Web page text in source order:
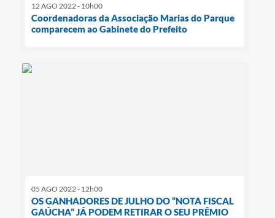
12 AGO 2022 - 10h00
Coordenadoras da Associação Marias do Parque
comparecem ao Gabinete do Prefeito
05 AGO 2022 - 12h00
OS GANHADORES DE JULHO DO “NOTA FISCAL
GAÚCHA” JÁ PODEM RETIRAR O SEU PRÊMIO